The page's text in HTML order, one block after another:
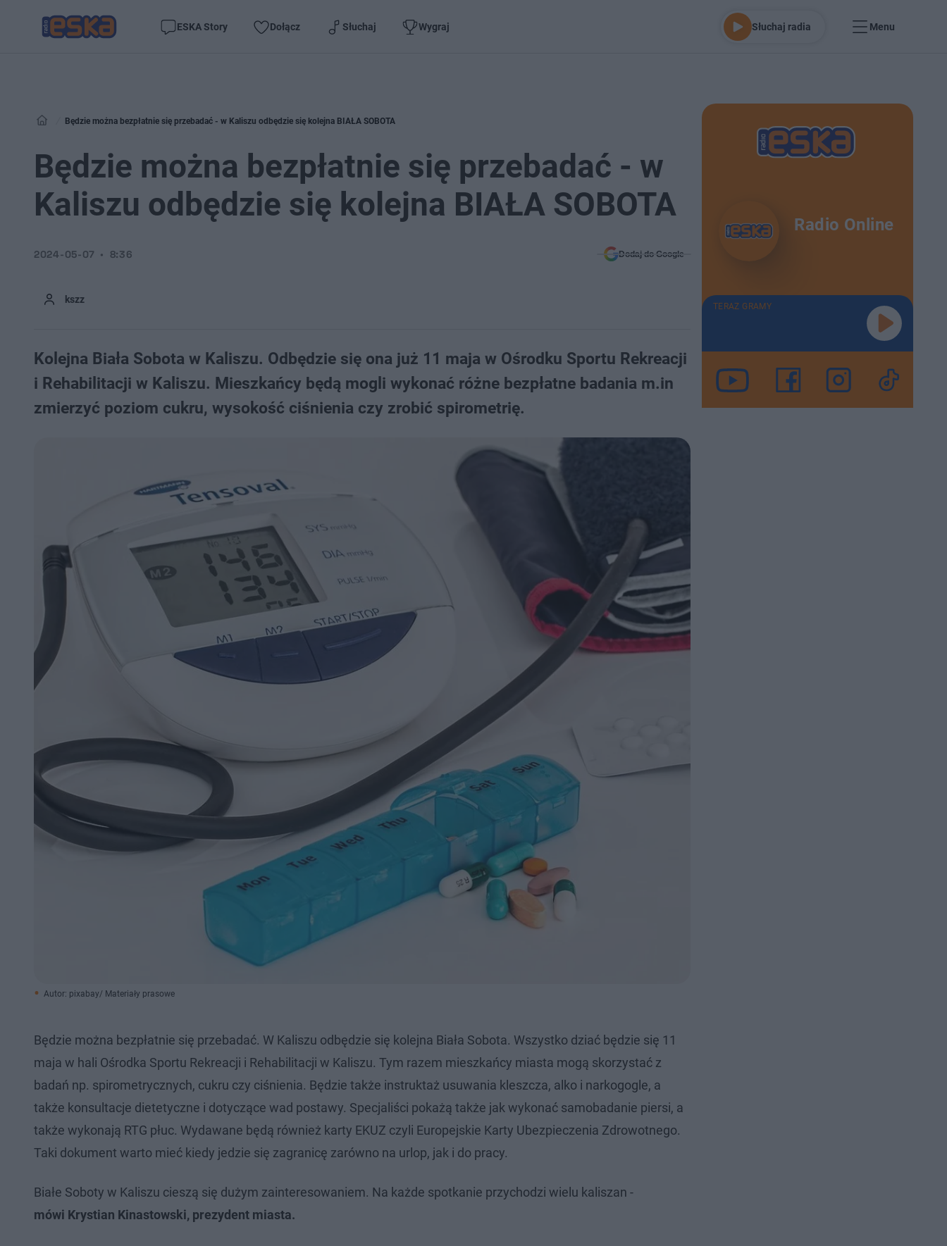
ESKA Story Dołącz Słuchaj Wygraj Słuchaj radia Menu
Będzie można bezpłatnie się przebadać - w Kaliszu odbędzie się kolejna BIAŁA SOBOTA
Będzie można bezpłatnie się przebadać - w
Kaliszu odbędzie się kolejna BIAŁA SOBOTA
kszz
2024-05-07 8:36 Dodaj do Google
Kolejna Biała Sobota w Kaliszu. Odbędzie się ona już 11 maja w Ośrodku Sportu Rekreacji
i Rehabilitacji w Kaliszu. Mieszkańcy będą mogli wykonać różne bezpłatne badania m.in
zmierzyć poziom cukru, wysokość ciśnienia czy zrobić spirometrię.
Autor: pixabay/ Materiały prasowe
Będzie można bezpłatnie się przebadać. W Kaliszu odbędzie się kolejna Biała Sobota. Wszystko dziać będzie się 11
maja w hali Ośrodka Sportu Rekreacji i Rehabilitacji w Kaliszu. Tym razem mieszkańcy miasta mogą skorzystać z
badań np. spirometrycznych, cukru czy ciśnienia. Będzie także instruktaż usuwania kleszcza, alko i narkogogle, a
także konsultacje dietetyczne i dotyczące wad postawy. Specjaliści pokażą także jak wykonać samobadanie piersi, a
także wykonają RTG płuc. Wydawane będą również karty EKUZ czyli Europejskie Karty Ubezpieczenia Zdrowotnego.
Taki dokument warto mieć kiedy jedzie się zagranicę zarówno na urlop, jak i do pracy.
Białe Soboty w Kaliszu cieszą się dużym zainteresowaniem. Na każde spotkanie przychodzi wielu kaliszan -
mówi Krystian Kinastowski, prezydent miasta.
Radio Online
TERAZ GRAMY